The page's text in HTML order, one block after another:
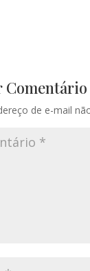
Comentário
de e-mail